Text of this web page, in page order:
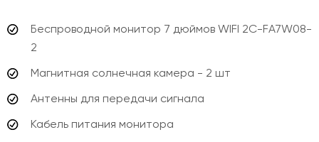
Беспроводной монитор 7 дюймов WIFI 2C-FA7W08-
2
Магнитная солнечная камера - 2 шт
Антенны для передачи сигнала
Кабель питания монитора